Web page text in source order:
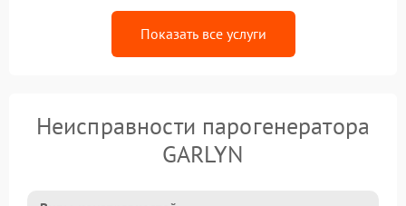
Показать все услуги
Неисправности парогенератора
GARLYN